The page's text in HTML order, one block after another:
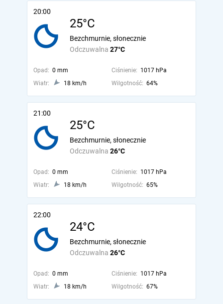
20:00
25°C
Odczuwalna 27°C
Bezchmurnie, słonecznie
Opad: 0 mm Ciśnienie: 1017 hPa
Wiatr:
18 km/h Wilgotność: 64%
21:00
25°C
Odczuwalna 26°C
Bezchmurnie, słonecznie
Opad: 0 mm Ciśnienie: 1017 hPa
Wiatr:
18 km/h Wilgotność: 65%
22:00
24°C
Odczuwalna 26°C
Bezchmurnie, słonecznie
Opad: 0 mm Ciśnienie: 1017 hPa
Wiatr:
18 km/h Wilgotność: 67%